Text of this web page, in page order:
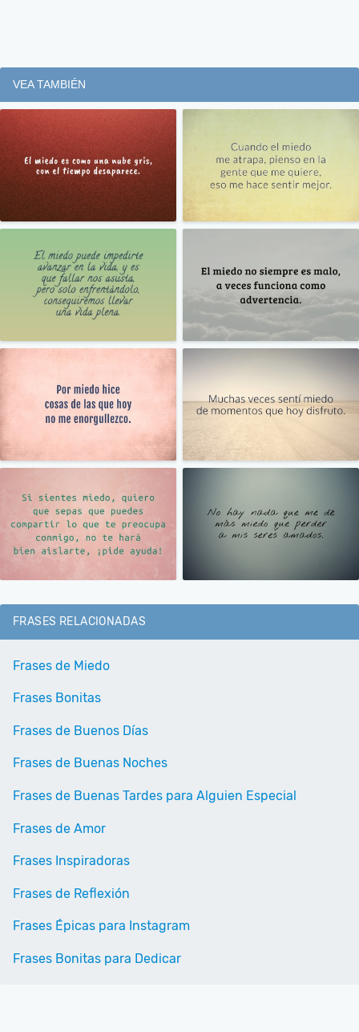
VEA TAMBIÉN
FRASES RELACIONADAS
Frases de Miedo
Frases Bonitas
Frases de Buenos Días
Frases de Buenas Noches
Frases de Buenas Tardes para Alguien Especial
Frases de Amor
Frases Inspiradoras
Frases de Reflexión
Frases Épicas para Instagram
Frases Bonitas para Dedicar